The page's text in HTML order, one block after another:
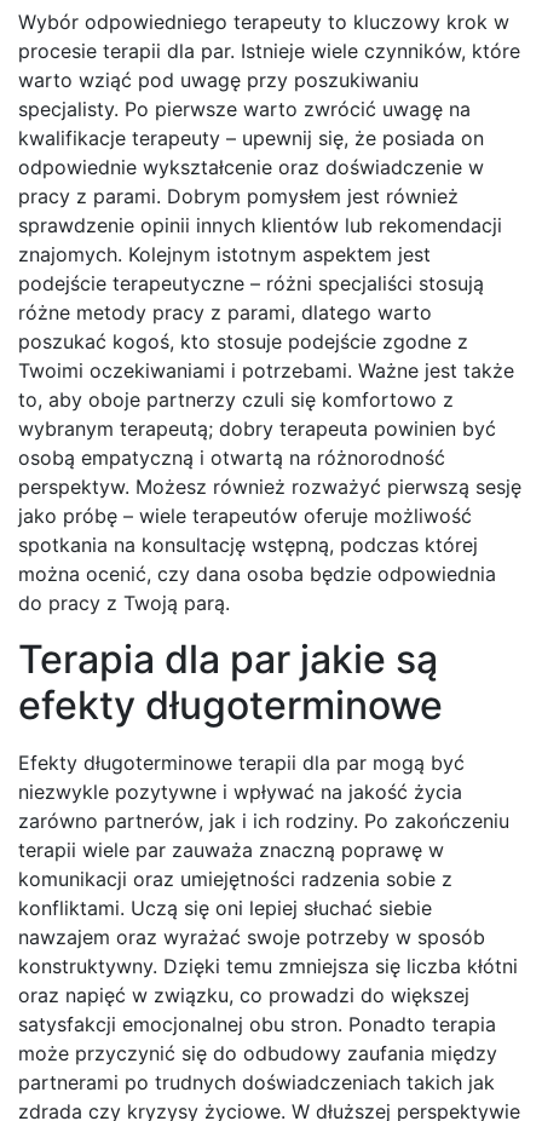
Wybór odpowiedniego terapeuty to kluczowy krok w
procesie terapii dla par. Istnieje wiele czynników, które
warto wziąć pod uwagę przy poszukiwaniu
specjalisty. Po pierwsze warto zwrócić uwagę na
kwalifikacje terapeuty – upewnij się, że posiada on
odpowiednie wykształcenie oraz doświadczenie w
pracy z parami. Dobrym pomysłem jest również
sprawdzenie opinii innych klientów lub rekomendacji
znajomych. Kolejnym istotnym aspektem jest
podejście terapeutyczne – różni specjaliści stosują
różne metody pracy z parami, dlatego warto
poszukać kogoś, kto stosuje podejście zgodne z
Twoimi oczekiwaniami i potrzebami. Ważne jest także
to, aby oboje partnerzy czuli się komfortowo z
wybranym terapeutą; dobry terapeuta powinien być
osobą empatyczną i otwartą na różnorodność
perspektyw. Możesz również rozważyć pierwszą sesję
jako próbę – wiele terapeutów oferuje możliwość
spotkania na konsultację wstępną, podczas której
można ocenić, czy dana osoba będzie odpowiednia
do pracy z Twoją parą.
Terapia dla par jakie są
efekty długoterminowe
Efekty długoterminowe terapii dla par mogą być
niezwykle pozytywne i wpływać na jakość życia
zarówno partnerów, jak i ich rodziny. Po zakończeniu
terapii wiele par zauważa znaczną poprawę w
komunikacji oraz umiejętności radzenia sobie z
konfliktami. Uczą się oni lepiej słuchać siebie
nawzajem oraz wyrażać swoje potrzeby w sposób
konstruktywny. Dzięki temu zmniejsza się liczba kłótni
oraz napięć w związku, co prowadzi do większej
satysfakcji emocjonalnej obu stron. Ponadto terapia
może przyczynić się do odbudowy zaufania między
partnerami po trudnych doświadczeniach takich jak
zdrada czy kryzysy życiowe. W dłuższej perspektywie